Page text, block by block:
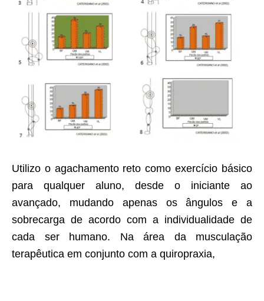
Utilizo o agachamento reto como exercício básico
para qualquer aluno, desde o iniciante ao
avançado, mudando apenas os ângulos e a
sobrecarga de acordo com a individualidade de
cada ser humano. Na área da musculação
terapêutica em conjunto com a quiropraxia,